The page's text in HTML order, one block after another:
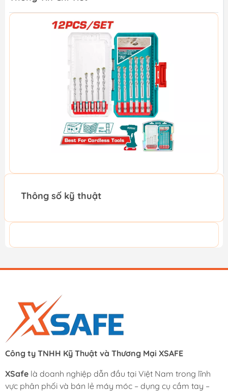
Thông số kỹ thuật
Công ty TNHH Kỹ Thuật và Thương Mại XSAFE
XSafe là doanh nghiệp dẫn đầu tại Việt Nam trong lĩnh
vực phân phối và bán lẻ máy móc – dụng cụ cầm tay –